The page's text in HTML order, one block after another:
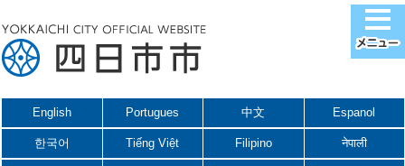
English Portugues 中文 Espanol
한국어 Tiếng Việt Filipino नेपाली